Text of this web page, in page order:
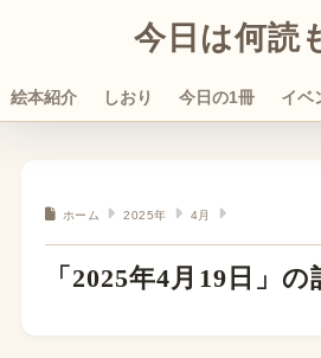
今日は何読
絵本紹介 しおり 今日の1冊 イベ
ホーム 2025年 4月
「2025年4月19日」